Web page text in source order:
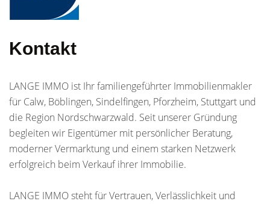
Kontakt
LANGE IMMO ist Ihr familiengeführter Immobilienmakler
für Calw, Böblingen, Sindelfingen, Pforzheim, Stuttgart und
die Region Nordschwarzwald. Seit unserer Gründung
begleiten wir Eigentümer mit persönlicher Beratung,
moderner Vermarktung und einem starken Netzwerk
erfolgreich beim Verkauf ihrer Immobilie.
LANGE IMMO steht für Vertrauen, Verlässlichkeit und